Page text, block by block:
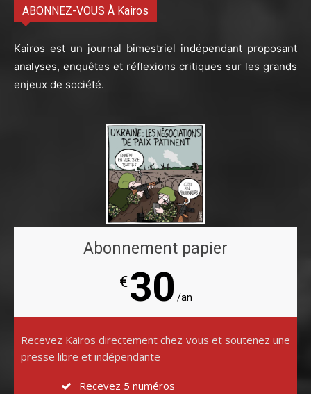
ABONNEZ-VOUS À Kairos
Kairos est un journal bimestriel indépendant proposant
analyses, enquêtes et réflexions critiques sur les grands
enjeux de société.
Abonnement papier
€30 /an
Recevez Kairos directement chez vous et soutenez une
presse libre et indépendante
Recevez 5 numéros